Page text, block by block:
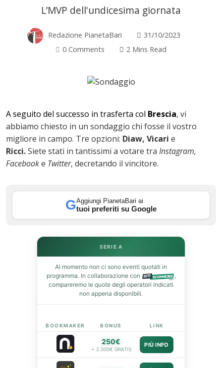
L’MVP dell'undicesima giornata
Redazione PianetaBari
31/10/2023
0 Comments
2 Mins Read
A seguito del successo in trasferta col Brescia, vi
abbiamo chiesto in un sondaggio chi fosse il vostro
migliore in campo. Tre opzioni: Diaw, Vicari e
Ricci.Siete stati in tantissimi a votare tra Instagram,
Facebooke Twitter, decretando il vincitore.
GAggiungi PianetaBari ai
tuoi preferiti su Google
SERIE A
Al momento non ci sono eventi quotati in
programma. In collaborazione con
,
compareremo le quote degli operatori indicati
non appena disponibili.
BOOKMAKER BONUS LINK
250€
+ 2.000€ GRATIS
PIÙ INFO